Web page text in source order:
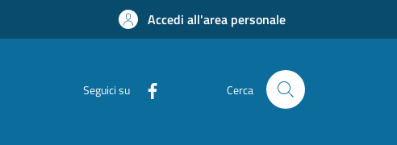
Accedi all'area personale
Seguici su Cerca